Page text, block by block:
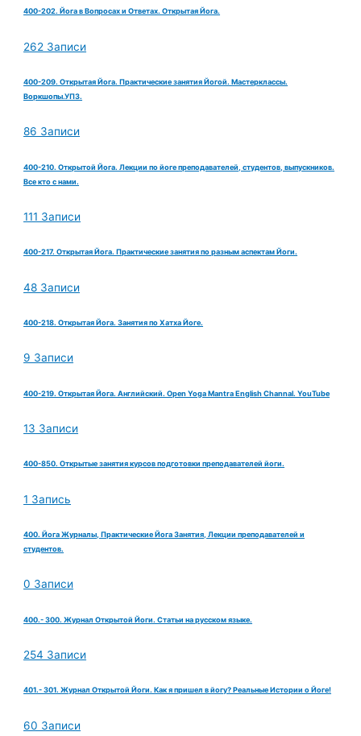
400-202. Йога в Вопросах и Ответах. Открытая Йога.
262 Записи
400-209. Открытая Йога. Практические занятия Йогой. Мастерклассы.
Воркшопы.УПЗ.
86 Записи
400-210. Открытой Йога. Лекции по йоге преподавателей, студентов, выпускников.
Все кто с нами.
111 Записи
400-217. Открытая Йога. Практические занятия по разным аспектам Йоги.
48 Записи
400-218. Открытая Йога. Занятия по Хатха Йоге.
9 Записи
400-219. Открытая Йога. Английский. Open Yoga Mantra English Channal. YouTube
13 Записи
400-850. Открытые занятия курсов подготовки преподавателей йоги.
1 Запись
400. Йога Журналы, Практические Йога Занятия, Лекции преподавателей и
студентов.
0 Записи
400.- 300. Журнал Открытой Йоги. Статьи на русском языке.
254 Записи
401.- 301. Журнал Открытой Йоги. Как я пришел в йогу? Реальные Истории о Йоге!
60 Записи